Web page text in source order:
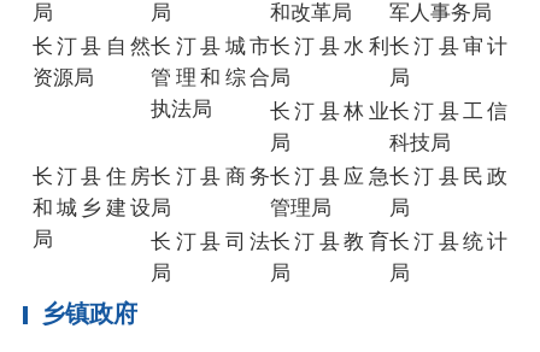
局
局
和改革局
军人事务局
长汀县自然
资源局
长汀县城市
管理和综合
执法局
长汀县水利
局
长汀县审计
局
长汀县林业
局
长汀县工信
科技局
长汀县住房
和城乡建设
局
长汀县商务
局
长汀县应急
管理局
长汀县民政
局
长汀县司法
局
长汀县教育
局
长汀县统计
局
乡镇政府